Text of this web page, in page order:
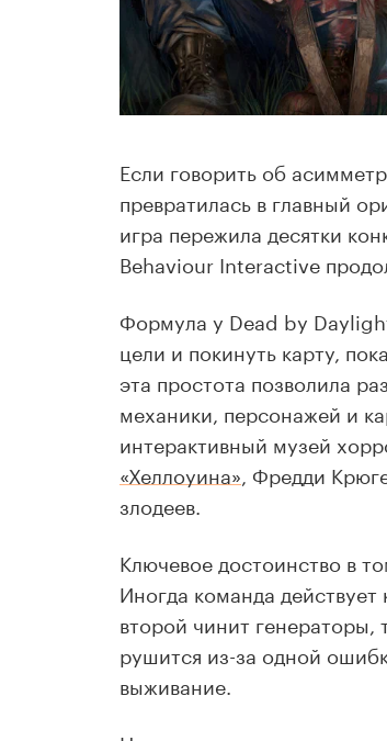
Если говорить об
превратилась в главный
игра пережила десятки
Behaviour Interactive
Формула у Dead by
цели и покинуть карту,
эта простота позволила
механики, персонажей и
интерактивный музей
«Хеллоуина» , Фредди
злодеев.
Ключевое достоинство в
Иногда команда
второй чинит генераторы,
рушится из-за одной
выживание.